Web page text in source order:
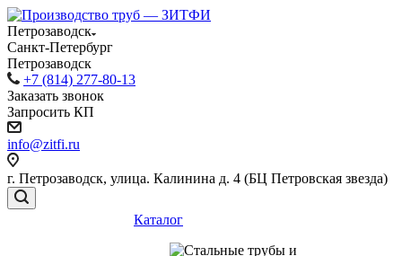
Петрозаводск
Санкт-Петербург
Петрозаводск
+7 (814) 277-80-13
Заказать звонок
Запросить КП
info@zitfi.ru
г. Петрозаводск, улица. Калинина д. 4 (БЦ Петровская звезда)
Каталог